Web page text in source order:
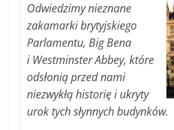
Odwiedzimy nieznane
zakamarki brytyjskiego
Parlamentu, Big Bena
i Westminster Abbey, które
odsłonią przed nami
niezwykłą historię i ukryty
urok tych słynnych budynków.